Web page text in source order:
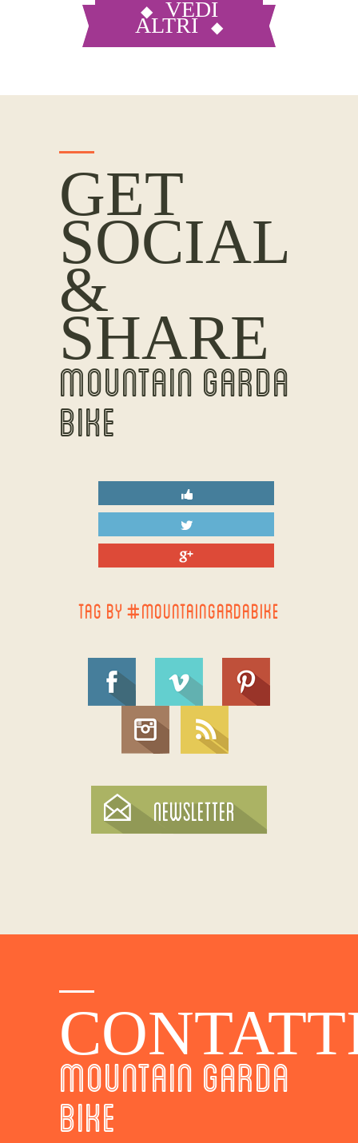
VEDI
ALTRI
GET
SOCIAL
&
SHARE
MOUNTAIN GARDA
BIKE
TAG BY #MOUNTAINGARDABIKE
MOUNTAIN GARDA
BIKE